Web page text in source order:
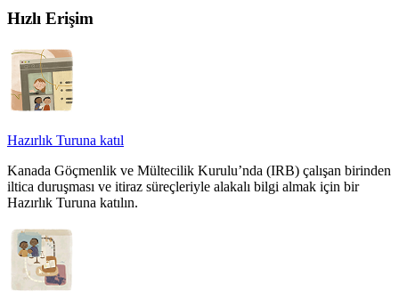
Hızlı Erişim
Hazırlık Turuna katıl
Kanada Göçmenlik ve Mültecilik Kurulu’nda (IRB) çalışan birinden
iltica duruşması ve itiraz süreçleriyle alakalı bilgi almak için bir
Hazırlık Turuna katılın.